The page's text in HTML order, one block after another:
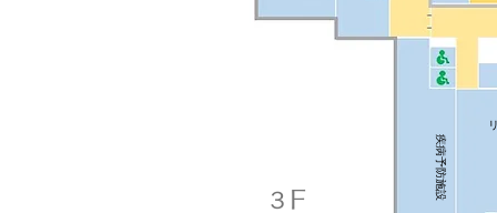
３F 疾病予防施設